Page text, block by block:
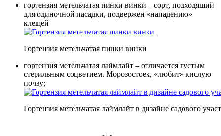
гортензия метельчатая пинки винки – сорт, подходящий
для одиночной пасадки, подвержен «нападению»
клещей
Гортензия метельчатая пинки винки
гортензия метельчатая лаймлайт – отличается густым
стерильным соцветием. Морозостоек, «любит» кислую
почву;
Гортензия метельчатая лаймлайт в дизайне садового